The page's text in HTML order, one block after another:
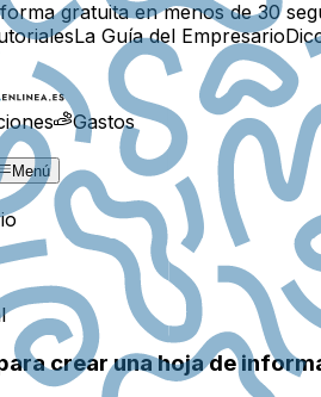
gratuita en menos de 30
La Guía del Empresario
Gastos
Menú
crear una hoja de